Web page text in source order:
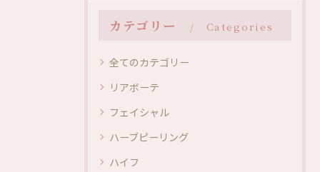
カテゴリー Categories
全てのカテゴリー
リアボーテ
フェイシャル
ハーブピーリング
ハイフ